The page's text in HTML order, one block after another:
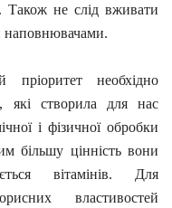
Також не слід вживати
наповнювачами.
необхідно
які створила для нас
і фізичної обробки
більшу цінність вони
вітамінів. Для
властивостей